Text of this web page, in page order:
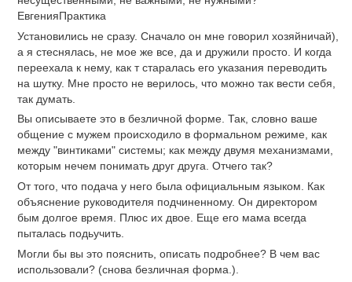
ЕвгенияПрактика
Установились не сразу. Сначало он мне говорил хозяйничай),
а я стеснялась, не мое же все, да и дружили просто. И когда
переехала к нему, как т старалась его указания переводить
на шутку. Мне просто не верилось, что можно так вести себя,
так думать.
Вы описываете это в безличной форме. Так, словно ваше
общение с мужем происходило в формальном режиме, как
между "винтиками" системы; как между двумя механизмами,
которым нечем понимать друг друга. Отчего так?
От того, что подача у него была официальным языком. Как
объяснение руководителя подчиненному. Он директором
бым долгое время. Плюс их двое. Еще его мама всегда
пыталась подьучить.
Могли бы вы это пояснить, описать подробнее? В чем вас
использовали? (снова безличная форма.).